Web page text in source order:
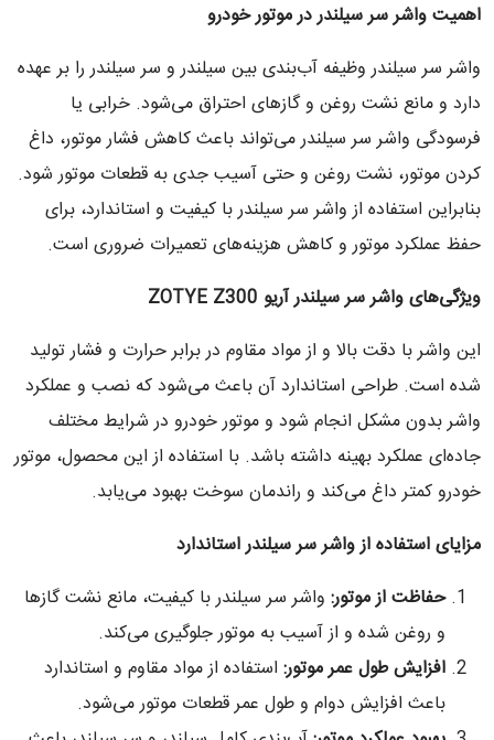
اهمیت واشر سر سیلندر در موتور خودرو
واشر سر سیلندر وظیفه آب‌بندی بین سیلندر و سر سیلندر را بر عهده
دارد و مانع نشت روغن و گازهای احتراق می‌شود. خرابی یا
فرسودگی واشر سر سیلندر می‌تواند باعث کاهش فشار موتور، داغ
کردن موتور، نشت روغن و حتی آسیب جدی به قطعات موتور شود.
بنابراین استفاده از واشر سر سیلندر با کیفیت و استاندارد، برای
حفظ عملکرد موتور و کاهش هزینه‌های تعمیرات ضروری است.
ویژگی‌های واشر سر سیلندر آریو
این واشر با دقت بالا و از مواد مقاوم در برابر حرارت و فشار تولید
شده است. طراحی استاندارد آن باعث می‌شود که نصب و عملکرد
واشر بدون مشکل انجام شود و موتور خودرو در شرایط مختلف
جاده‌ای عملکرد بهینه داشته باشد. با استفاده از این محصول، موتور
خودرو کمتر داغ می‌کند و راندمان سوخت بهبود می‌یابد.
مزایای استفاده از واشر سر سیلندر استاندارد
حفاظت از موتور: واشر سر سیلندر با کیفیت، مانع نشت گازها
و روغن شده و از آسیب به موتور جلوگیری می‌کند.
افزایش طول عمر موتور: استفاده از مواد مقاوم و استاندارد
باعث افزایش دوام و طول عمر قطعات موتور می‌شود.